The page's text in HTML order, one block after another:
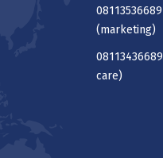
08113536689
(marketing)
08113436689
care)